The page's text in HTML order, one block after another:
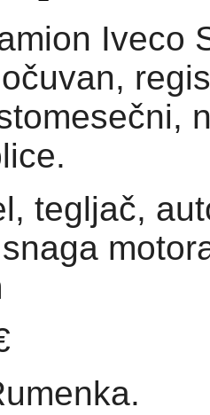
Iveco
tegljač,